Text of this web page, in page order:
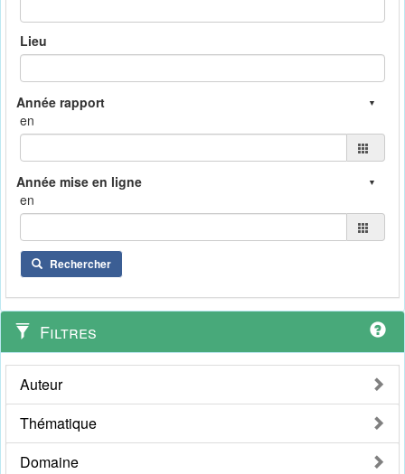
Lieu
en
en
Rechercher
Filtres
Auteur
Thématique
Domaine